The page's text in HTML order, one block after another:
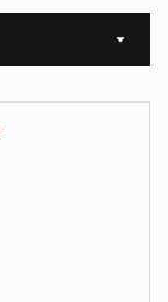
Sort